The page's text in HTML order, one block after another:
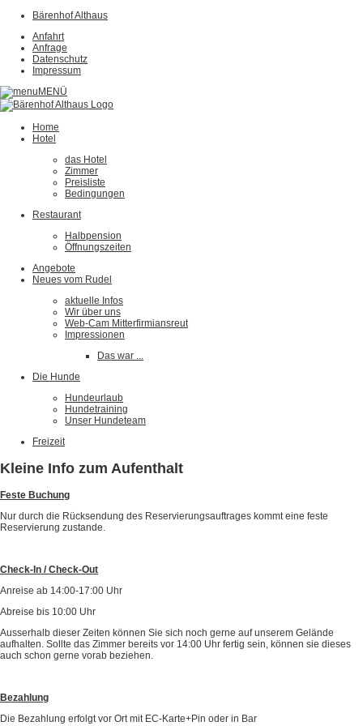
Bärenhof Althaus
Anfahrt
Anfrage
Datenschutz
Impressum
MENÜ
Home
Hotel
das Hotel
Zimmer
Preisliste
Bedingungen
Restaurant
Halbpension
Öffnungszeiten
Angebote
Neues vom Rudel
aktuelle Infos
Wir über uns
Web-Cam Mitterfirmiansreut
Impressionen
Das war ...
Die Hunde
Hundeurlaub
Hundetraining
Unser Hundeteam
Freizeit
Kleine Info zum Aufenthalt
Feste Buchung
Nur durch die Rücksendung des Reservierungsauftrages kommt eine feste
Reservierung zustande.
Check-In / Check-Out
Anreise ab 14:00-17:00 Uhr
Abreise bis 10:00 Uhr
Ausserhalb dieser Zeiten können Sie sich noch gerne auf unserem Gelände
aufhalten. Sollte das Zimmer bereits vor 14:00 Uhr fertig sein, können sie dieses
auch schon gerne vorab beziehen.
Bezahlung
Die Bezahlung erfolgt vor Ort mit EC-Karte+Pin oder in Bar